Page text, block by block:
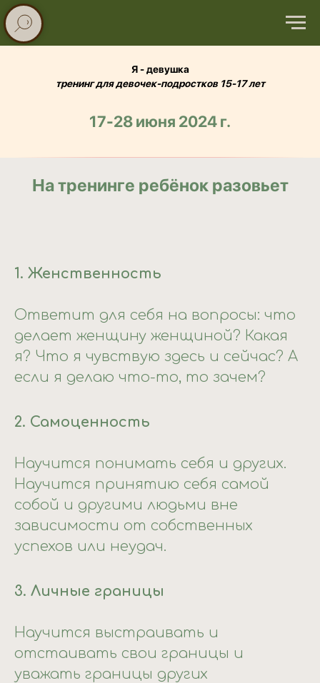
Я - девушка
тренинг для девочек-подростков 15-17 лет
17-28 июня 2024 г.
На тренинге ребёнок разовьет
1. Женственность
Ответит для себя на вопросы: что
делает женщину женщиной? Какая
я? Что я чувствую здесь и сейчас? А
если я делаю что-то, то зачем?
2. Самоценность
Научится понимать себя и других.
Научится принятию себя самой
собой и другими людьми вне
зависимости от собственных
успехов или неудач.
3. Личные границы
Научится выстраивать и
отстаивать свои границы и
уважать границы других